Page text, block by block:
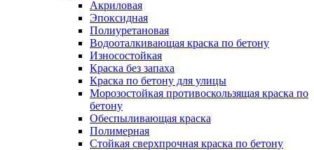
Акриловая
Эпоксидная
Полиуретановая
Водооталкивающая краска по бетону
Износостойкая
Краска без запаха
Краска по бетону для улицы
Морозостойкая противоскользящая краска по
бетону
Обеспыливающая краска
Полимерная
Стойкая сверхпрочная краска по бетону